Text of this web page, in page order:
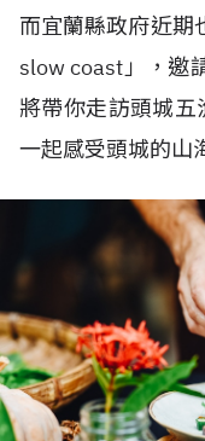
而宜蘭縣政府近期
slow coast」，邀
將帶你走訪頭城五
一起感受頭城的山